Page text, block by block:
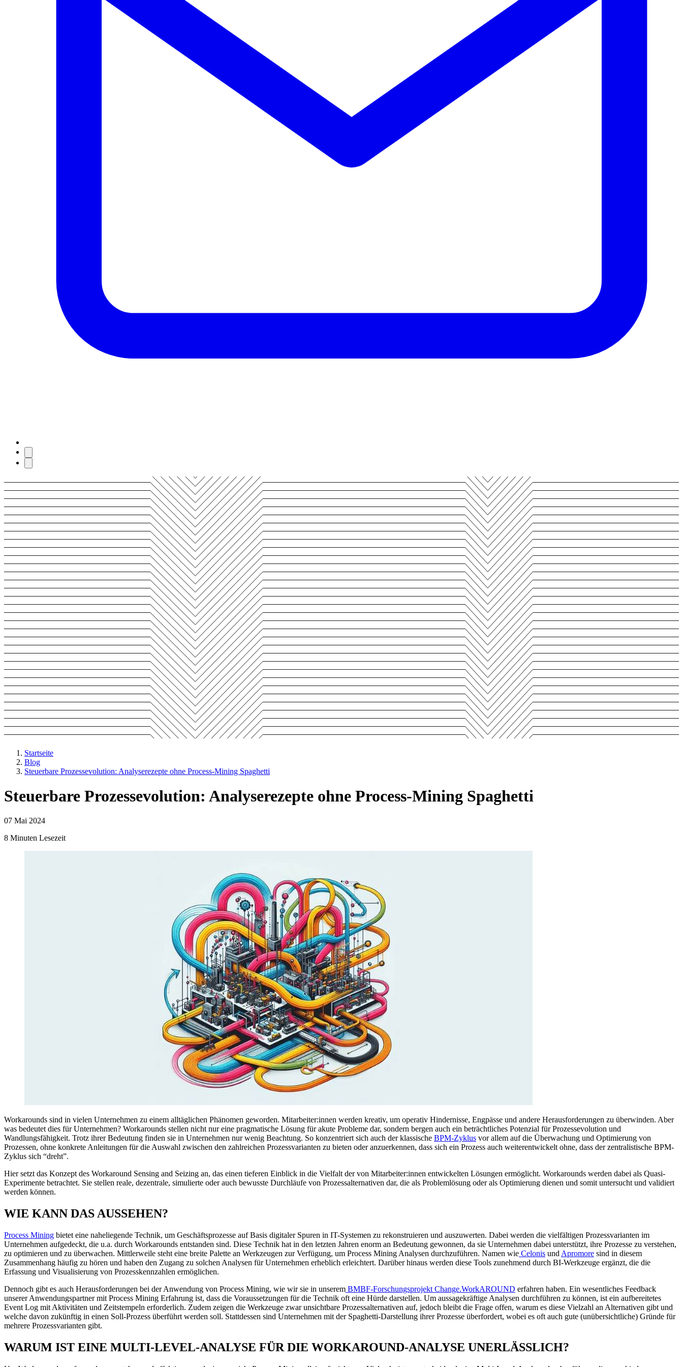
Startseite
Blog
Steuerbare Prozessevolution: Analyserezepte ohne Process-Mining Spaghetti
Steuerbare Prozessevolution: Analyserezepte ohne Process-Mining Spaghetti
07 Mai 2024
8 Minuten Lesezeit
Workarounds sind in vielen Unternehmen zu einem alltäglichen Phänomen geworden. Mitarbeiter:innen werden kreativ, um operativ Hindernisse, Engpässe und andere Herausforderungen zu überwinden. Aber
was bedeutet dies für Unternehmen? Workarounds stellen nicht nur eine pragmatische Lösung für akute Probleme dar, sondern bergen auch ein beträchtliches Potenzial für Prozessevolution und
Wandlungsfähigkeit. Trotz ihrer Bedeutung finden sie in Unternehmen nur wenig Beachtung. So konzentriert sich auch der klassische BPM-Zyklus vor allem auf die Überwachung und Optimierung von
Prozessen, ohne konkrete Anleitungen für die Auswahl zwischen den zahlreichen Prozessvarianten zu bieten oder anzuerkennen, dass sich ein Prozess auch weiterentwickelt ohne, dass der zentralistische BPM-
Zyklus sich “dreht”.
Hier setzt das Konzept des Workaround Sensing and Seizing an, das einen tieferen Einblick in die Vielfalt der von Mitarbeiter:innen entwickelten Lösungen ermöglicht. Workarounds werden dabei als Quasi-
Experimente betrachtet. Sie stellen reale, dezentrale, simulierte oder auch bewusste Durchläufe von Prozessalternativen dar, die als Problemlösung oder als Optimierung dienen und somit untersucht und validiert
werden können.
WIE KANN DAS AUSSEHEN?
Process Mining bietet eine naheliegende Technik, um Geschäftsprozesse auf Basis digitaler Spuren in IT-Systemen zu rekonstruieren und auszuwerten. Dabei werden die vielfältigen Prozessvarianten im
Unternehmen aufgedeckt, die u.a. durch Workarounds entstanden sind. Diese Technik hat in den letzten Jahren enorm an Bedeutung gewonnen, da sie Unternehmen dabei unterstützt, ihre Prozesse zu verstehen,
zu optimieren und zu überwachen. Mittlerweile steht eine breite Palette an Werkzeugen zur Verfügung, um Process Mining Analysen durchzuführen. Namen wie Celonis und Apromore sind in diesem
Zusammenhang häufig zu hören und haben den Zugang zu solchen Analysen für Unternehmen erheblich erleichtert. Darüber hinaus werden diese Tools zunehmend durch BI-Werkzeuge ergänzt, die die
Erfassung und Visualisierung von Prozesskennzahlen ermöglichen.
Dennoch gibt es auch Herausforderungen bei der Anwendung von Process Mining, wie wir sie in unserem BMBF-Forschungsprojekt Change.WorkAROUND erfahren haben. Ein wesentliches Feedback
unserer Anwendungspartner mit Process Mining Erfahrung ist, dass die Voraussetzungen für die Technik oft eine Hürde darstellen. Um aussagekräftige Analysen durchführen zu können, ist ein aufbereitetes
Event Log mit Aktivitäten und Zeitstempeln erforderlich. Zudem zeigen die Werkzeuge zwar unsichtbare Prozessalternativen auf, jedoch bleibt die Frage offen, warum es diese Vielzahl an Alternativen gibt und
welche davon zukünftig in einen Soll-Prozess überführt werden soll. Stattdessen sind Unternehmen mit der Spaghetti-Darstellung ihrer Prozesse überfordert, wobei es oft auch gute (unübersichtliche) Gründe für
mehrere Prozessvarianten gibt.
WARUM IST EINE MULTI-LEVEL-ANALYSE FÜR DIE WORKAROUND-ANALYSE UNERLÄSSLICH?